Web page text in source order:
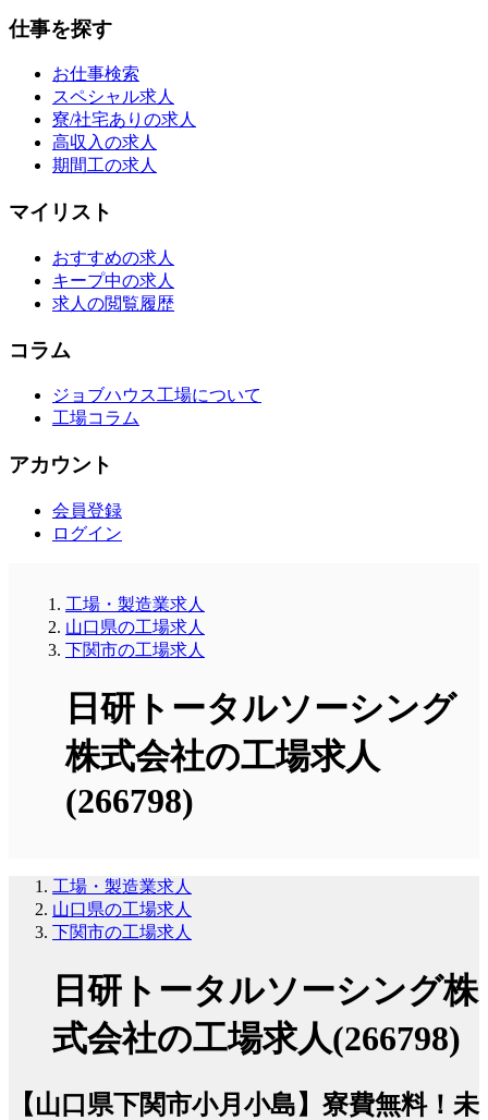
仕事を探す
お仕事検索
スペシャル求人
寮/社宅ありの求人
高収入の求人
期間工の求人
マイリスト
おすすめの求人
キープ中の求人
求人の閲覧履歴
コラム
ジョブハウス工場について
工場コラム
アカウント
会員登録
ログイン
工場・製造業求人
山口県の工場求人
下関市の工場求人
日研トータルソーシング
株式会社の工場求人
(266798)
工場・製造業求人
山口県の工場求人
下関市の工場求人
日研トータルソーシング株
式会社の工場求人(266798)
【山口県下関市小月小島】寮費無料！未